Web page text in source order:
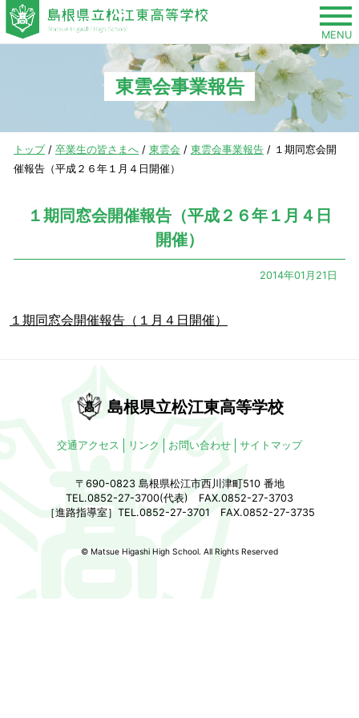
このページの本文へ
MENU
東雲会事業報告
現
在
トップ/ 卒業生の皆さまへ / 東雲会 / 東雲会事業報告 / １期同窓会開
催報告（平成２６年１月４日開催）
１期同窓会開催報告（平成２６年１月４日
開催）
2014年01月21日
１期同窓会開催報告（１月４日開催）
島根県立松江東高等学校
交通アクセス リンク お問い合わせ サイトマップ
〒690-0823 島根県松江市西川津町510 番地
TEL.0852-27-3700(代表) FAX.0852-27-3703
［進路指導室］TEL.0852-27-3701 FAX.0852-27-3735
© Matsue Higashi High School. All Rights Reserved